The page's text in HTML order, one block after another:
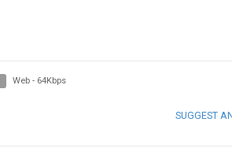
Web - 64Kbps
SUGGEST